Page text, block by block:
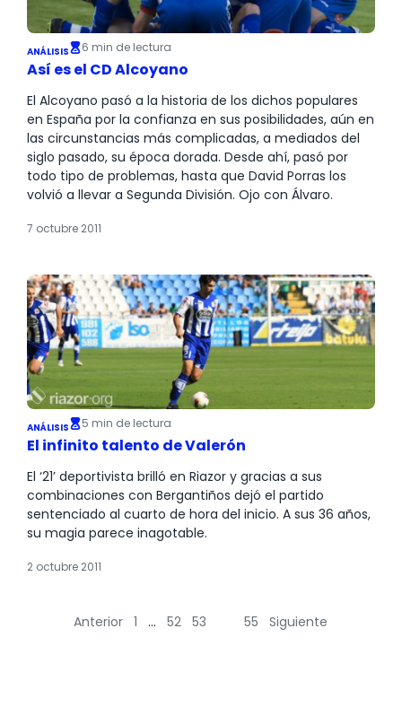
ANÁLISIS 6 min de lectura
Así es el CD Alcoyano
El Alcoyano pasó a la historia de los dichos populares
en España por la confianza en sus posibilidades, aún en
las circunstancias más complicadas, a mediados del
siglo pasado, su época dorada. Desde ahí, pasó por
todo tipo de problemas, hasta que David Porras los
volvió a llevar a Segunda División. Ojo con Álvaro.
7 octubre 2011
ANÁLISIS 5 min de lectura
El infinito talento de Valerón
El ‘21’ deportivista brilló en Riazor y gracias a sus
combinaciones con Bergantiños dejó el partido
sentenciado al cuarto de hora del inicio. A sus 36 años,
su magia parece inagotable.
2 octubre 2011
Anterior 1 … 52 53 55 Siguiente